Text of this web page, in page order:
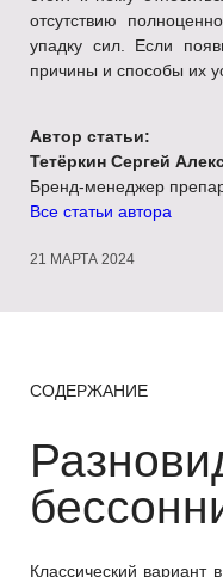
отсутствию
упадку сил. Если
причины и способы их
Автор статьи:
Тетёркин Сергей
Бренд-менеджер
Все статьи автора
21 МАРТА 2024
СОДЕРЖАНИЕ
Классический вариант